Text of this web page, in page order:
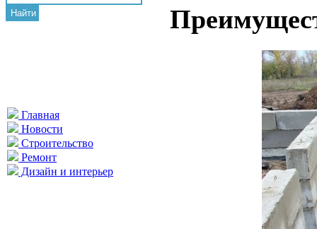
Найти
Главная
Новости
Строительство
Ремонт
Дизайн и интерьер